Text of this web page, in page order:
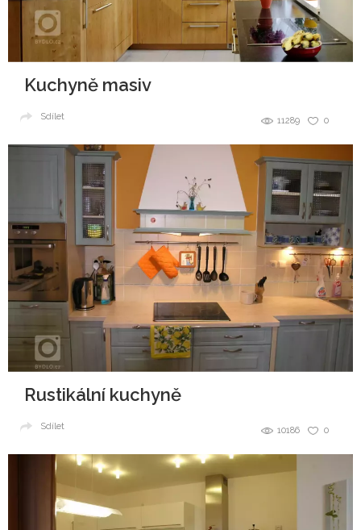
Kuchyně masiv
0
11289
Sdílet
Rustikální kuchyně
0
10186
Sdílet